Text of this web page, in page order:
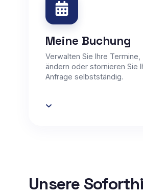
Meine Buchung
Verwalten Sie Ihre Termine,
ändern oder stornieren Sie
Anfrage selbstständig.
Unsere